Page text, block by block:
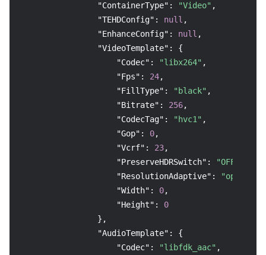
"ContainerType" : "Video" ,
"TEHDConfig" : null ,
"EnhanceConfig" : null ,
"VideoTemplate" :
{
"Codec" : "libx264" ,
"Fps" : 24,
"FillType" : "black" ,
"Bitrate" : 256,
"CodecTag" : "hvc1" ,
"Gop" : 0,
"Vcrf" : 23,
"PreserveHDRSwitch" : "OFF"
"ResolutionAdaptive" : "open"
"Width" : 0,
"Height" :
0
} ,
"AudioTemplate" :
{
"Codec" : "libfdk_aac" ,